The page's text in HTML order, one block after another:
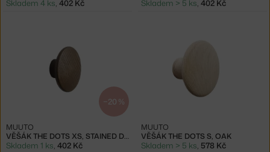
Skladem 4 ks, 402 Kč Skladem > 5 ks, 402 Kč
−20 %
VĚŠÁK THE DOTS XS, STAINED DARK BROWN
MUUTO
Skladem 1 ks, 402 Kč
VĚŠÁK THE DOTS S, OAK
MUUTO
Skladem > 5 ks, 578 Kč